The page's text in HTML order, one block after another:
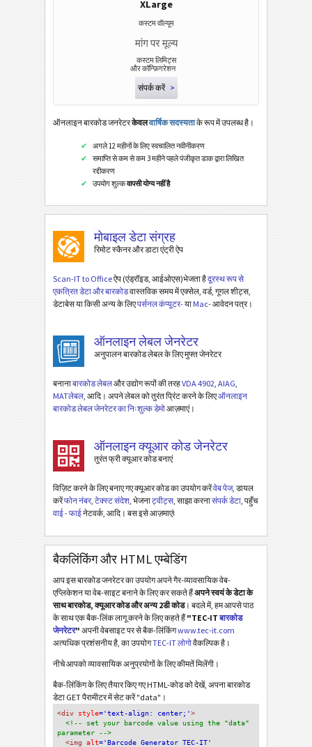
XLarge
कस्टम वॉल्यूम
मांग पर मूल्य
कस्टम लिमिट्स
और कॉन्फ़िगरेशन
संपर्क करें >
ऑनलाइन बारकोड जनरेटरकेवलवार्षिक सदस्यताके रूप में उपलब्ध है।
अगले 12 महीनों के लिए स्वचालित नवीनीकरण
समाप्ति से कम से कम 3 महीने पहले पंजीकृत डाक द्वारा लिखित
रद्दीकरण
उपयोग शुल्कवापसी योग्य नहीं है
मोबाइल डेटा संग्रह
रिमोट स्कैनर और डाटा एंट्री ऐप
Scan-IT to Officeऐप (एंड्रॉइड, आईओएस)भेजता हैदूरस्थ रूप से
एकत्रित डेटा और बारकोडवास्तविक समय में एक्सेल, वर्ड, गूगल शीट्स,
डेटाबेस या किसी अन्य के लिएपर्सनल कंप्यूटर-या Mac-आवेदन पत्र।
ऑनलाइन लेबल जेनरेटर
अनुपालन बारकोड लेबल के लिए मुफ्त जेनरेटर
बनानाबारकोड लेबलऔर उद्योग रूपों की तरहVDA 4902 AIAG
MATलेबल , आदि। अपने लेबल को तुरंत प्रिंट करने के लिएऑनलाइन
बारकोड लेबल जेनरेटर का निःशुल्क डेमोआज़माएं।
ऑनलाइन क्यूआर कोड जेनरेटर
तुरंत फ्री क्यूआर कोड बनाएं
विज़िट करने के लिए बनाए गए क्यूआर कोड का उपयोग करेंवेब पेज, डायल
करेंफोन नंबर, टेक्स्ट संदेश , भेजनाट्वीट्स , साझा करनासंपर्क डेटा , पहुँच
वाई - फाईनेटवर्क, आदि। बस इसे आज़माएं!
बैकलिंकिंग और HTML एम्बेडिंग
आप इस बारकोड जनरेटर का उपयोग अपने गैर-व्यावसायिक वेब-
एप्लिकेशन या वेब-साइट बनाने के लिए कर सकते हैंअपने स्वयं के डेटा के
साथ बारकोड, क्यूआर कोड और अन्य 2डी कोड। बदले में, हम आपसे पाठ
के साथ एक बैक-लिंक लागू करने के लिए कहते हैं"TEC-IT बारकोड
जेनरेटर" अपनी वेबसाइट पर से बैक-लिंकिंगwww.tec-it.com
अत्यधिक प्रशंसनीय है, का उपयोगTEC-IT लोगोवैकल्पिक है।
नीचे आपको व्यावसायिक अनुप्रयोगों के लिए कीमतें मिलेंगी।
बैक-लिंकिंग के लिए तैयार किए गए HTML-कोड को देखें, अपना बारकोड
डेटा GET पैरामीटर में सेट करें "data"।
<div style='text-align: center;'>
<!-- set your barcode value using the "data"
parameter -->
<img alt='Barcode Generator TEC-IT'